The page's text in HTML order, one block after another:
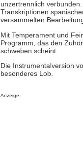
unzertrennlich
Transkriptionen
versammelten
Mit Temperament und
Programm, das den
schweben scheint.
Die Instrumentalversion
besonderes Lob.
Anzeige